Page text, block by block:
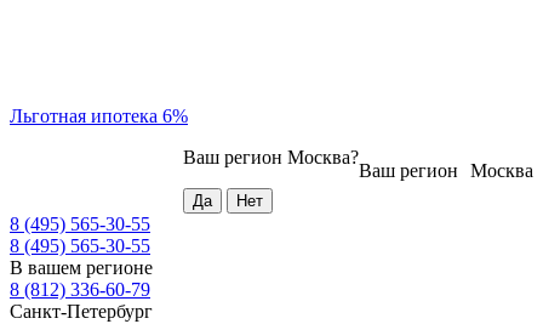
Льготная ипотека 6%
Москва
Ваш регион
Ваш регион Москва?
8 (495) 565-30-55
8 (495) 565-30-55
В вашем регионе
8 (812) 336-60-79
Санкт-Петербург